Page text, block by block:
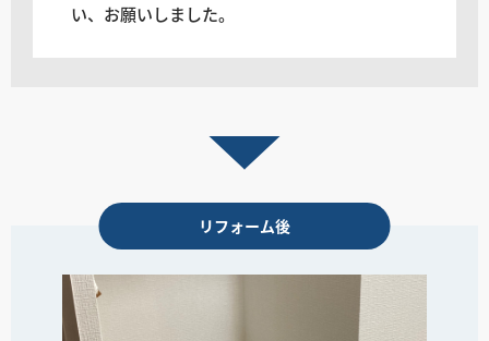
い、お願いしました。
リフォーム後